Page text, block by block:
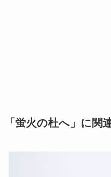
「蛍火の杜へ」に関